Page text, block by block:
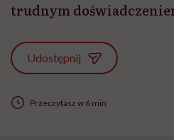
trudnym
Udostępnij
Przeczytasz w 6 min